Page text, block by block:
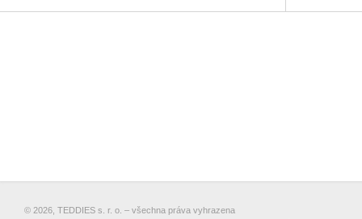
© 2026, TEDDIES s. r. o. – všechna práva vyhrazena